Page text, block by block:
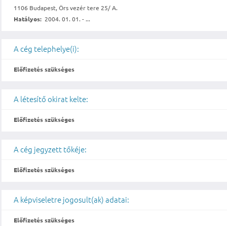
1106 Budapest, Örs vezér tere 25/ A.
Hatályos: 2004. 01. 01. - ...
A cég telephelye(i):
Előfizetés szükséges
A létesítő okirat kelte:
Előfizetés szükséges
A cég jegyzett tőkéje:
Előfizetés szükséges
A képviseletre jogosult(ak) adatai:
Előfizetés szükséges